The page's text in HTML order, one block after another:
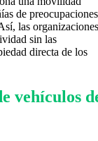
de preocupaciones
las organizaciones
sin las
directa de los
vehículos